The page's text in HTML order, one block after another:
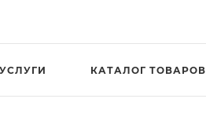
УСЛУГИ КАТАЛОГ ТОВАРОВ